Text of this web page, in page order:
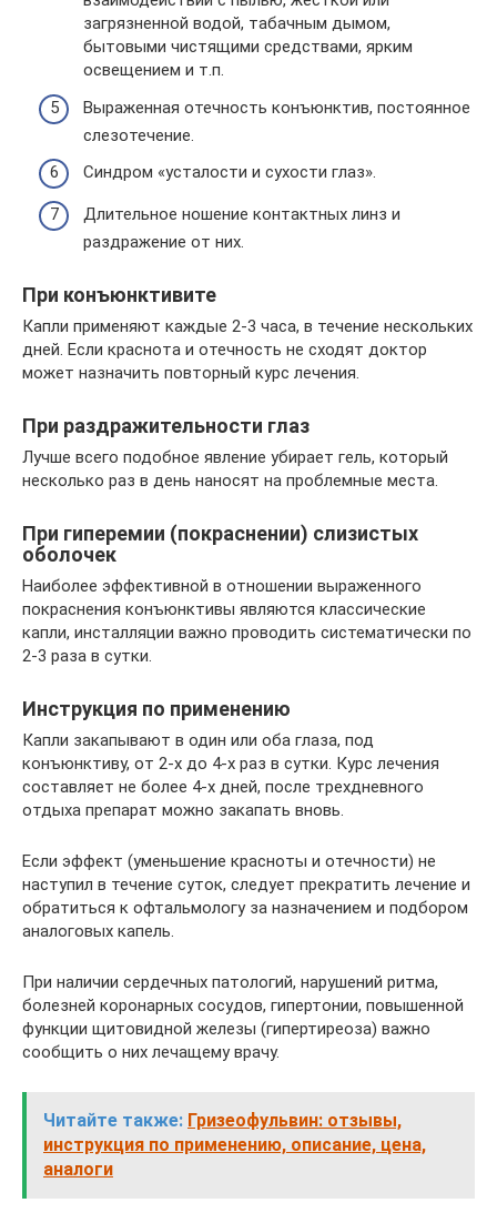
загрязненной водой, табачным дымом,
бытовыми чистящими средствами, ярким
освещением и т.п.
Выраженная отечность конъюнктив, постоянное
слезотечение.
Синдром «усталости и сухости глаз».
Длительное ношение контактных линз и
раздражение от них.
При конъюнктивите
Капли применяют каждые 2-3 часа, в течение нескольких
дней. Если краснота и отечность не сходят доктор
может назначить повторный курс лечения.
При раздражительности глаз
Лучше всего подобное явление убирает гель, который
несколько раз в день наносят на проблемные места.
При гиперемии (покраснении) слизистых
оболочек
Наиболее эффективной в отношении выраженного
покраснения конъюнктивы являются классические
капли, инсталляции важно проводить систематически по
2-3 раза в сутки.
Инструкция по применению
Капли закапывают в один или оба глаза, под
конъюнктиву, от 2-х до 4-х раз в сутки. Курс лечения
составляет не более 4-х дней, после трехдневного
отдыха препарат можно закапать вновь.
Если эффект (уменьшение красноты и отечности) не
наступил в течение суток, следует прекратить лечение и
обратиться к офтальмологу за назначением и подбором
аналоговых капель.
При наличии сердечных патологий, нарушений ритма,
болезней коронарных сосудов, гипертонии, повышенной
функции щитовидной железы (гипертиреоза) важно
сообщить о них лечащему врачу.
Читайте также: Гризеофульвин: отзывы,
инструкция по применению, описание, цена,
аналоги